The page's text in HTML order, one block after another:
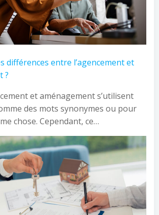
différences entre l’agencement et
?
et aménagement s’utilisent
des mots synonymes ou pour
chose. Cependant, ce…